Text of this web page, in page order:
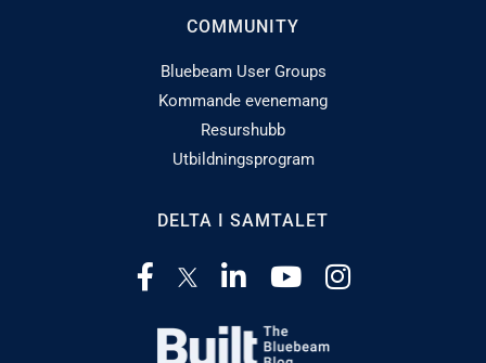
COMMUNITY
Bluebeam User Groups
Kommande evenemang
Resurshubb
Utbildningsprogram
DELTA I SAMTALET